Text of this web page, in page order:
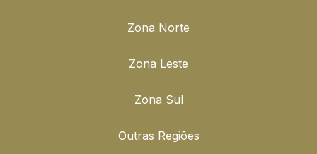
Zona Norte
Zona Leste
Zona Sul
Outras Regiões